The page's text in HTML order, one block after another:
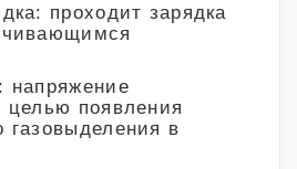
проходит зарядка
напряжение
целью появления
газовыделения в